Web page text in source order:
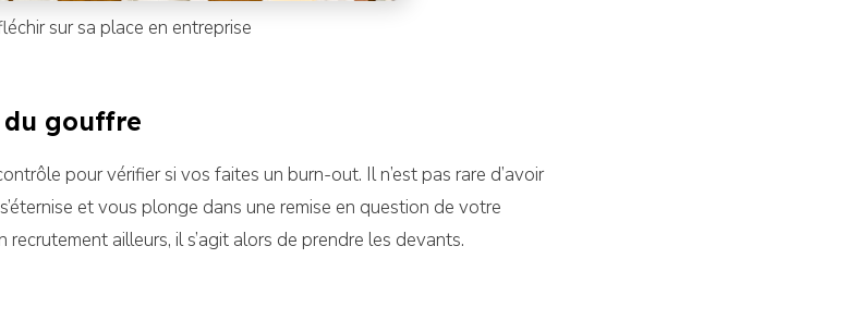
sur sa place en entreprise
du gouffre
pour vérifier si vos faites un burn-out. Il n’est pas rare d’avoir
et vous plonge dans une remise en question de votre
ailleurs, il s’agit alors de prendre les devants.